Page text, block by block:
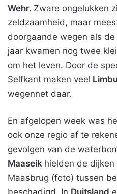
Wehr. Zware ongelukken
zeldzaamheid, maar
doorgaande wegen als
jaar kwamen nog twee
om het leven. Door de
Selfkant maken veel
wegennet daar.
En afgelopen week was
ook onze regio af te
gevolgen van de
Maaseik hielden de
Maasbrug (foto) tussen